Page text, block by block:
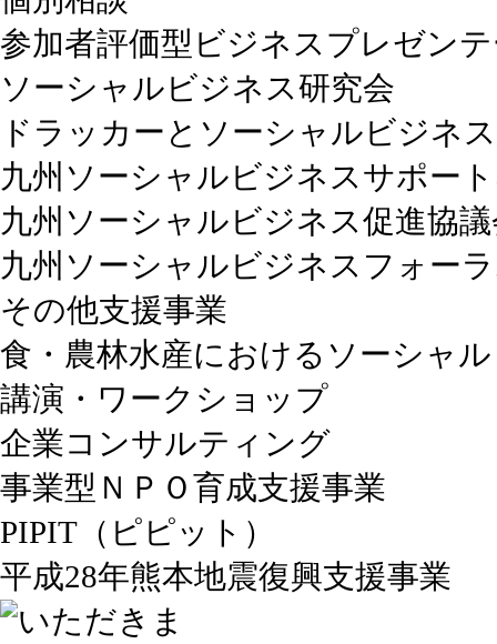
参加者評価型ビジネスプレゼン
ソーシャルビジネス研究会
ドラッカーとソーシャルビジネ
九州ソーシャルビジネスサポー
九州ソーシャルビジネス促進協
九州ソーシャルビジネスフォー
その他支援事業
食・農林水産におけるソーシャ
講演・ワークショップ
企業コンサルティング
事業型ＮＰＯ育成支援事業
PIPIT（ピピット）
平成28年熊本地震復興支援事業